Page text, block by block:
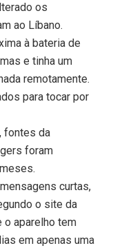
os
ao Líbano.
à bateria de
e tinha um
remotamente.
para tocar por
fontes da
foram
curtas,
o site da
o aparelho tem
em apenas uma